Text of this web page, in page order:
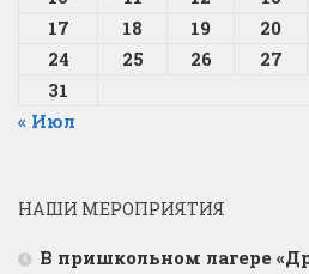
17
18 19 20
24
25 26 27
31
« Июл
НАШИ МЕРОПРИЯТИЯ
В пришкольном лагере